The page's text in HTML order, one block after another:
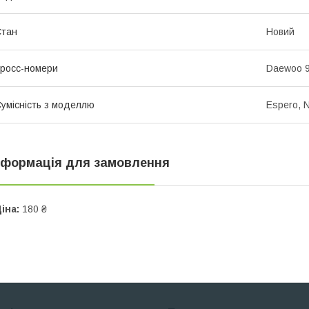
Новий
номери Daewoo
з моделлю Espero,
для замовлення
180 ₴